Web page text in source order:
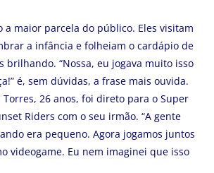
a maior parcela do público. Eles visitam
a infância e folheiam o cardápio de
brilhando. “Nossa, eu jogava muito isso
é, sem dúvidas, a frase mais ouvida.
Torres, 26 anos, foi direto para o Super
Riders com o seu irmão. “A gente
era pequeno. Agora jogamos juntos
videogame. Eu nem imaginei que isso